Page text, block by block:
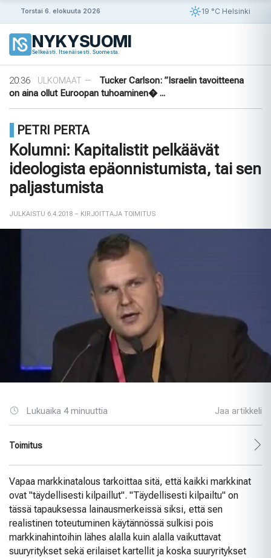
Torstai 6. elokuuta 2026 19 °C Helsinki
NYKYSUOMI
Selkeästi. Itsenäisesti. Suomesta.
ATACMS- ja PrSM-varastot hupenevat
08:18
ULKOMAAT —
Islanti varoittaa nuorten lisääntyneestä
rahapelaamisesta
20:36
ULKOMAAT —
Tucker Carlson: ”Israelin tavoitteena
on aina ollut Euroopan tuhoaminen� ...
17:46
Kiina tiukentaa Yhdysvaltoihin
14:30
ULKOMAAT —
miljardin euron sopimuksen
12:53
ULKOMAAT —
Raportit: Yhdysvaltain armeijan
ATACMS- ja PrSM-varastot hupenevat
08:18
ULKOMAAT —
Islanti varoittaa nuorten lisääntyneestä
rahapelaamisesta
PETRI PERTA
Kolumni: Kapitalistit pelkäävät
ideologista epäonnistumista, tai sen
paljastumista
JULKAISTU 6.4.2018 – KIRJOITTAJA TOIMITUS
Lukuaika 4 minuuttia Jaa artikkeli
Toimitus
Vapaa markkinatalous tarkoittaa sitä, että kaikki markkinat
ovat "täydellisesti kilpaillut". "Täydellisesti kilpailtu" on
tässä tapauksessa lainausmerkeissä siksi, että sen
realistinen toteutuminen käytännössä sulkisi pois
markkinahintoihin lähes alalla kuin alalla vaikuttavat
suuryritykset sekä erilaiset kartellit ja koska suuryritykset